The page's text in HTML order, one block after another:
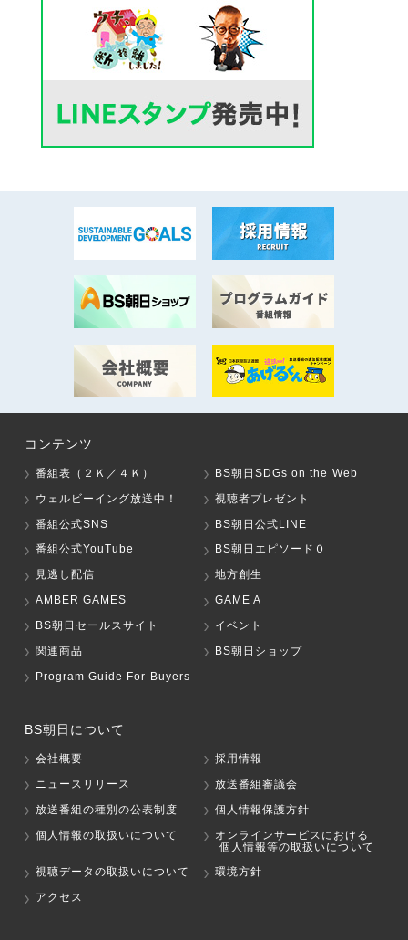
コンテンツ
番組表（２Ｋ／４Ｋ）
BS朝日SDGs on the Web
ウェルビーイング放送中！
視聴者プレゼント
番組公式SNS
BS朝日公式LINE
番組公式YouTube
BS朝日エピソード０
見逃し配信
地方創生
AMBER GAMES
GAME A
BS朝日セールスサイト
イベント
関連商品
BS朝日ショップ
Program Guide For Buyers
BS朝日について
会社概要
採用情報
ニュースリリース
放送番組審議会
放送番組の種別の公表制度
個人情報保護方針
個人情報の取扱いについて
オンラインサービスにおける
個人情報等の取扱いについて
視聴データの取扱いについて
環境方針
アクセス